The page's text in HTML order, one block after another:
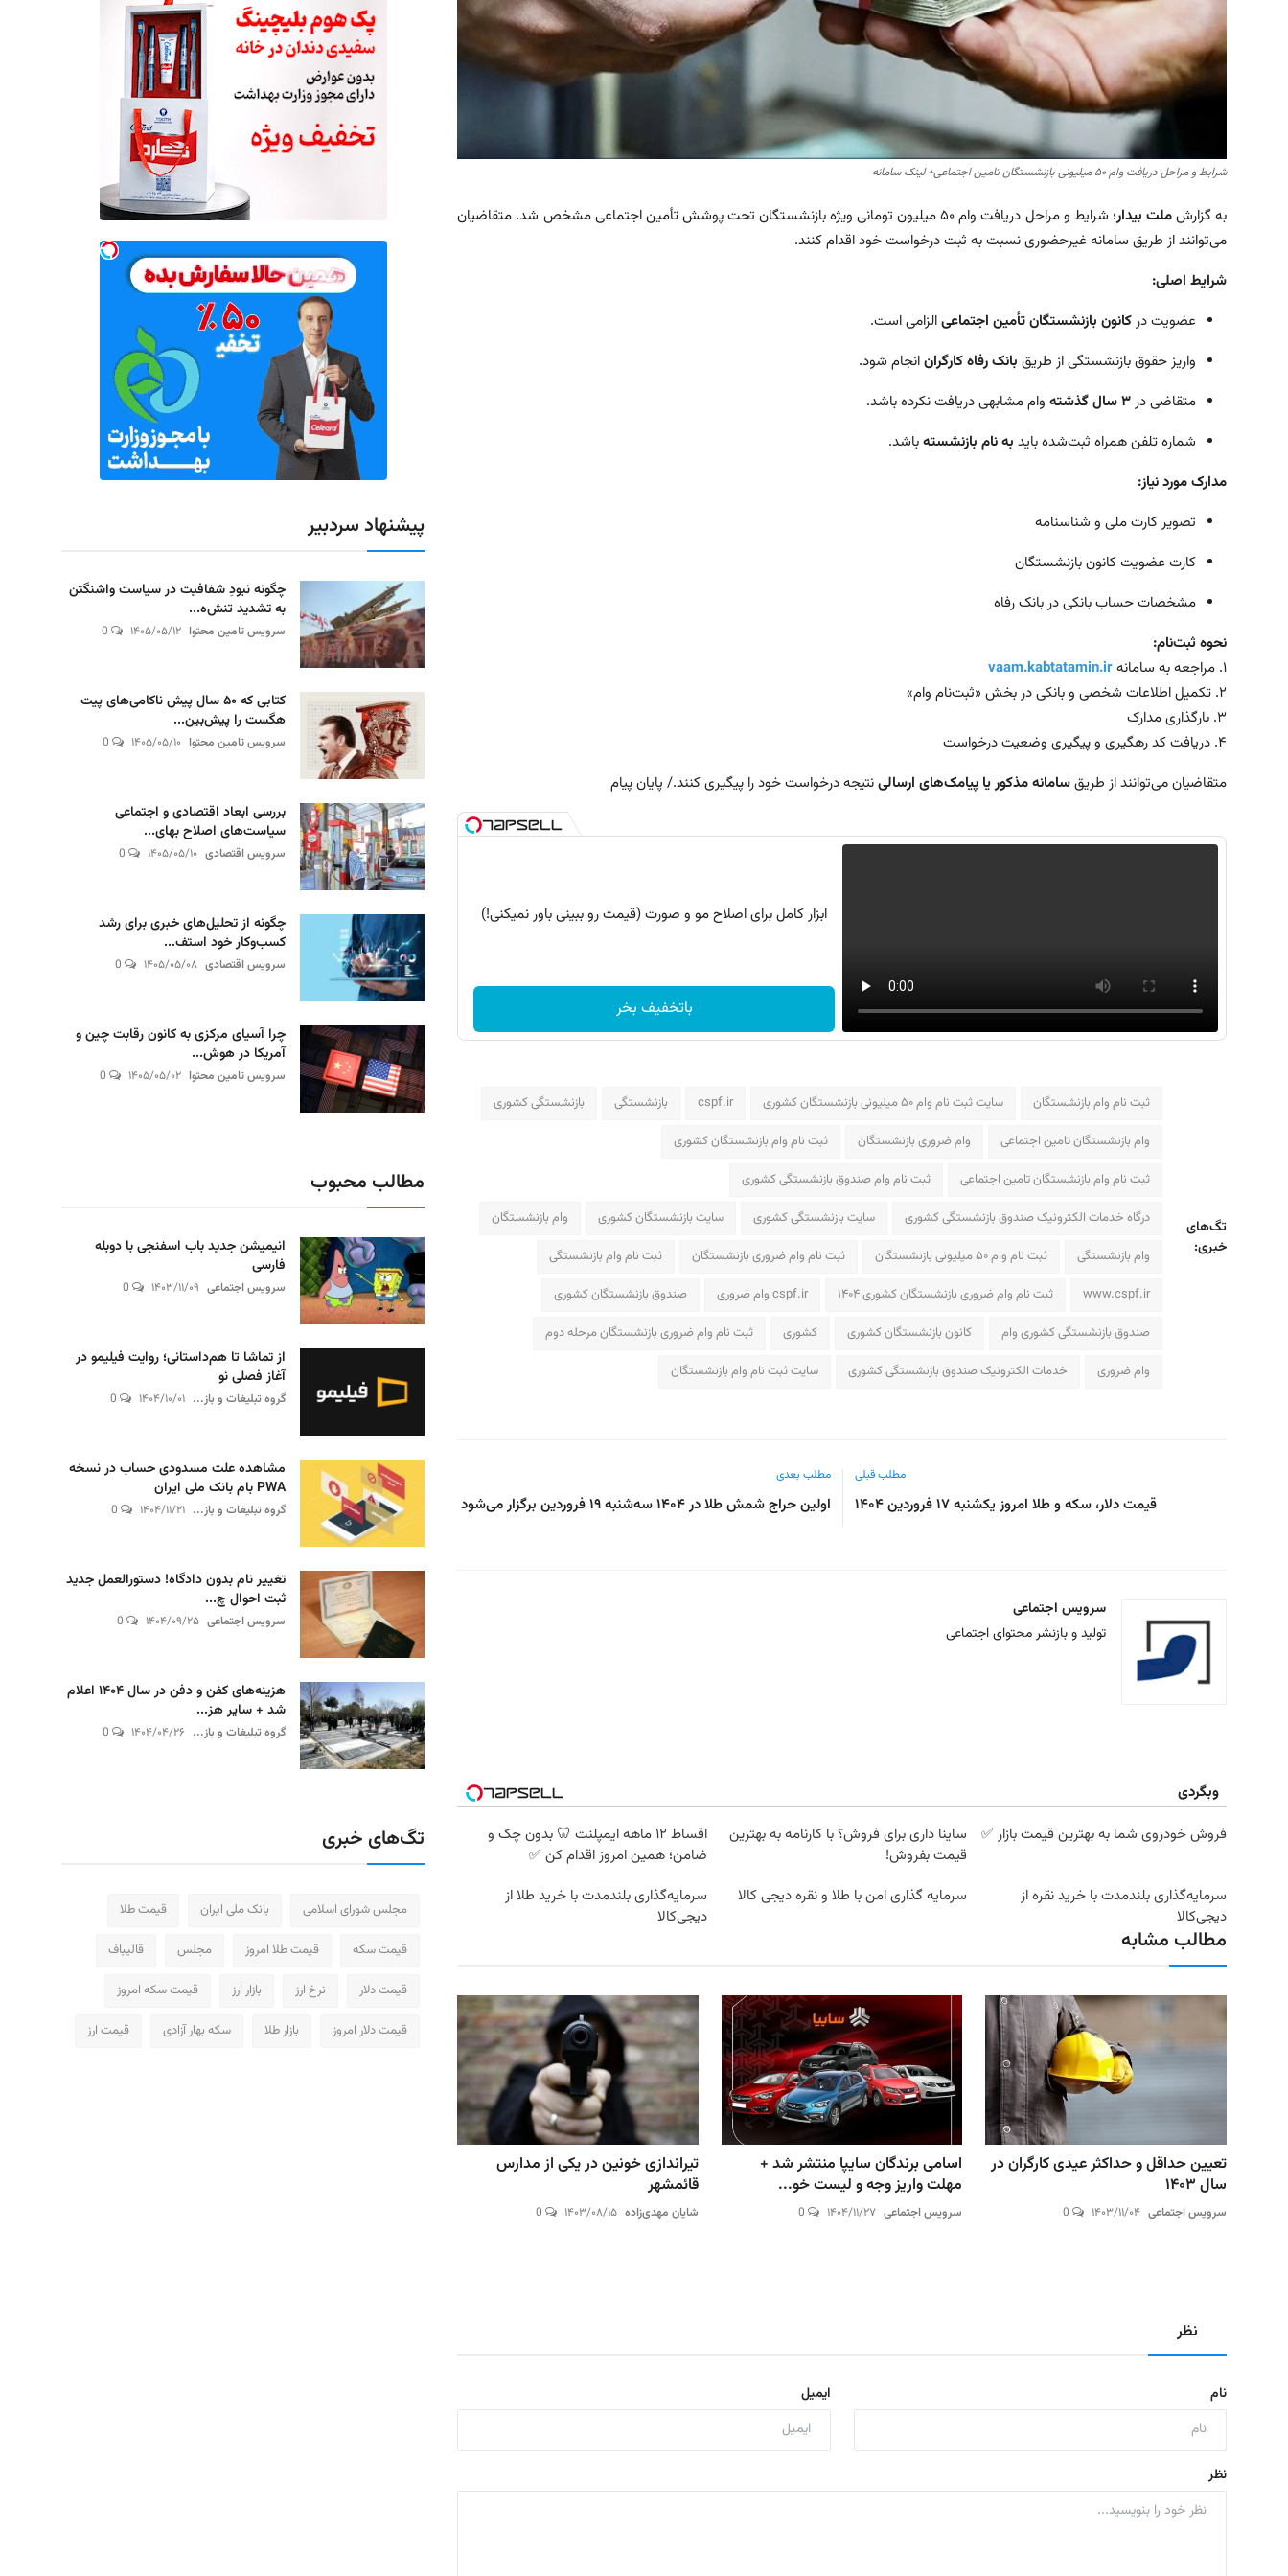
شرایط و مراحل دریافت وام ۵۰ میلیونی بازنشستگان تامین اجتماعی+ لینک سامانه
به گزارشملت بیدار
؛ شرایط و مراحل دریافت وام ۵۰ میلیون تومانی ویژه بازنشستگان تحت پوشش تأمین اجتماعی مشخص شد. متقاضیان
می‌توانند از طریق سامانه غیرحضوری نسبت به ثبت درخواست خود اقدام کنند.
شرایط اصلی:
عضویت درکانون بازنشستگان تأمین اجتماعیالزامی است.
واریز حقوق بازنشستگی از طریق بانک رفاه کارگرانانجام شود.
متقاضی در۳ سال گذشته
وام مشابهی دریافت نکرده باشد.
شماره تلفن همراه ثبت‌شده باید به نام بازنشستهباشد.
مدارک مورد نیاز:
تصویر کارت ملی و شناسنامه
کارت عضویت کانون بازنشستگان
مشخصات حساب بانکی در بانک رفاه
نحوه ثبت‌نام:
۱. مراجعه به سامانه
vaam.kabtatamin.ir
۲. تکمیل اطلاعات شخصی و بانکی در بخش «ثبت‌نام وام»
۳. بارگذاری مدارک
۴. دریافت کد رهگیری و پیگیری وضعیت درخواست
متقاضیان می‌توانند از طریقسامانه مذکور یا پیامک‌های ارسالینتیجه درخواست خود را پیگیری کنند./ پایان پیام
ابزار کامل برای اصلاح مو و صورت (قیمت رو ببینی باور نمیکنی!)
باتخفیف بخر
تگ‌های
خبری:
ثبت نام وام بازنشستگان سایت ثبت نام وام ۵۰ میلیونی بازنشستگان کشوری cspf.ir بازنشستگی
بازنشستگی کشوری
وام بازنشستگان تامین اجتماعی
وام ضروری بازنشستگان
ثبت نام وام بازنشستگان کشوری
ثبت نام وام بازنشستگان تامین اجتماعی
ثبت نام وام صندوق بازنشستگی کشوری
درگاه خدمات الکترونیک صندوق بازنشستگی کشوری
سایت بازنشستگی کشوری سایت بازنشستگان کشوری
وام بازنشستگان
وام بازنشستگی
ثبت نام وام ۵۰ میلیونی بازنشستگان ثبت نام وام ضروری بازنشستگان
ثبت نام وام بازنشستگی
www.cspf.ir
ثبت نام وام ضروری بازنشستگان کشوری ۱۴۰۴ cspf.ir وام ضروری
صندوق بازنشستگان کشوری
صندوق بازنشستگی کشوری وام
کانون بازنشستگان کشوری کشوری
ثبت نام وام ضروری بازنشستگان مرحله دوم
وام ضروری
خدمات الکترونیک صندوق بازنشستگی کشوری سایت ثبت نام وام بازنشستگان
مطلب قبلی
قیمت دلار، سکه و طلا امروز یکشنبه ۱۷ فروردین ۱۴۰۴
مطلب بعدی
اولین حراج شمش طلا در ۱۴۰۴ سه‌شنبه ۱۹ فروردین برگزار می‌شود
سرویس اجتماعی
تولید و بازنشر محتوای اجتماعی
وبگردی
فروش خودروی شما به بهترین قیمت بازار ✅
ساینا داری برای فروش؟ با کارنامه به بهترین
قیمت بفروش!
اقساط ۱۲ ماهه ایمپلنت 🦷 بدون چک و
ضامن؛ همین امروز اقدام کن ✅
سرمایه‌گذاری بلندمدت با خرید نقره از
دیجی‌کالا
سرمایه گذاری امن با طلا و نقره دیجی کالا
سرمایه‌گذاری بلندمدت با خرید طلا از
دیجی‌کالا
مطالب مشابه
تعیین حداقل و حداکثر عیدی کارگران در
سال ۱۴۰۳
سرویس اجتماعی ۱۴۰۳/۱۱/۰۴
اسامی برندگان سایپا منتشر شد +
مهلت واریز وجه و لیست خو...
سرویس اجتماعی ۱۴۰۴/۱۱/۲۷ 0
تیراندازی خونین در یکی از مدارس
قائمشهر
شایان مهدی‌زاده ۱۴۰۳/۰۸/۱۵
نظر
نام ایمیل
نظر
پیشنهاد سردبیر
چگونه نبودِ شفافیت در سیاست واشنگتن
به تشدید تنش‌ه...
سرویس تامین محتوا ۱۴۰۵/۰۵/۱۲ 0
کتابی که ۵۰ سال پیش ناکامی‌های پیت
هگست را پیش‌بین...
سرویس تامین محتوا ۱۴۰۵/۰۵/۱۰ 0
بررسی ابعاد اقتصادی و اجتماعی
سیاست‌های اصلاح بهای...
سرویس اقتصادی ۱۴۰۵/۰۵/۱۰ 0
چگونه از تحلیل‌های خبری برای رشد
کسب‌وکار خود استف...
سرویس اقتصادی ۱۴۰۵/۰۵/۰۸ 0
چرا آسیای مرکزی به کانون رقابت چین و
آمریکا در هوش...
سرویس تامین محتوا ۱۴۰۵/۰۵/۰۲ 0
مطالب محبوب
انیمیشن جدید باب اسفنجی با دوبله
فارسی
سرویس اجتماعی ۱۴۰۳/۱۱/۰۹ 0
از تماشا تا هم‌داستانی؛ روایت فیلیمو در
آغاز فصلی نو
گروه تبلیغات و باز... ۱۴۰۴/۱۰/۰۱ 0
مشاهده علت مسدودی حساب در نسخه
PWA بام بانک ملی ایران
گروه تبلیغات و باز... ۱۴۰۴/۱۱/۲۱ 0
تغییر نام بدون دادگاه! دستورالعمل جدید
ثبت احوال چ...
سرویس اجتماعی ۱۴۰۴/۰۹/۲۵ 0
هزینه‌های کفن و دفن در سال ۱۴۰۴ اعلام
شد + سایر هز...
گروه تبلیغات و باز... ۱۴۰۴/۰۴/۲۶ 0
تگ‌های خبری
مجلس شورای اسلامی بانک ملی ایران قیمت طلا
قیمت سکه قیمت طلا امروز مجلس قالیباف
قیمت دلار نرخ ارز بازار ارز قیمت سکه امروز
قیمت دلار امروز بازار طلا سکه بهار آزادی قیمت ارز